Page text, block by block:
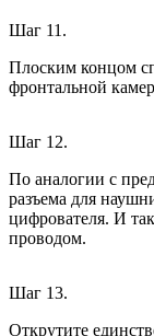
Шаг 11.
Плоским концом
фронтальной
Шаг 12.
По аналогии с
разъема для
цифрователя. И
проводом.
Шаг 13.
Открутите